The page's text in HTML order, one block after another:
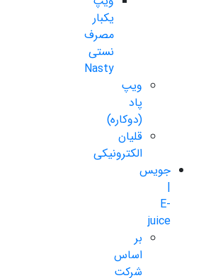
یکبار
مصرف
نستی
Nasty
ویپ
پاد
(دوکاره)
قلیان
الکترونیکی
جویس
|
E-
juice
بر
اساس
شرکت